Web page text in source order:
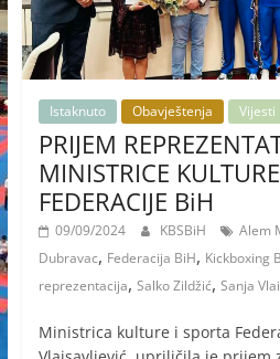
Istaknuto Obavještenja Vijesti
PRIJEM
MINISTRICE
FEDERACIJE BiH
09/09/2024 KBSBiH Alem
Dubravac, Federacija BiH, Kickboxing
reprezentacija, Salko Zildžić, Sanja
Ministrica kulture i sporta